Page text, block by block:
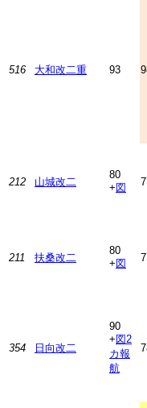
516 大和改二重 93
212 山城改二
80
+ 図
211 扶桑改二
80
+ 図
354 日向改二
90
+ 図2
カ報
航